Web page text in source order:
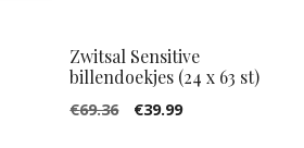
Zwitsal Sensitive
billendoekjes (24 x 63 st)
€69.36 €39.99